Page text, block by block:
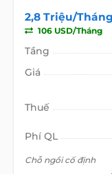
2,8 Triệu/Tháng
106 USD/Tháng
Tầng
Giá
Thuế
Phí QL
Chỗ ngồi cố định